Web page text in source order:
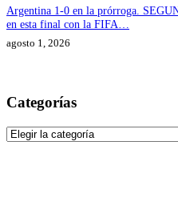
Argentina 1-0 en la prórroga.
en esta final con la FIFA…
agosto 1, 2026
Categorías
Categorías